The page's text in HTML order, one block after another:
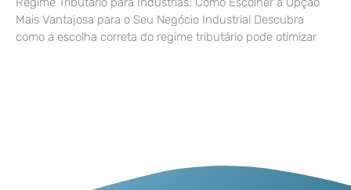
Mais Vantajosa para o Seu Negócio Industrial Descubra
como a escolha correta do regime tributário pode otimizar